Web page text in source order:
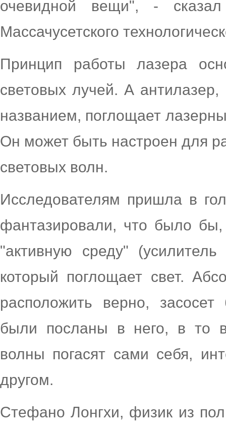
очевидной вещи", -
Массачусетского
Принцип работы лазера
световых лучей. А
названием, поглощает
Он может быть настроен для
световых волн.
Исследователям пришла в
фантазировали, что было
"активную среду"
который поглощает свет.
расположить верно,
были посланы в него, в то
волны погасят сами себя,
другом.
Стефано Лонгхи, физик из